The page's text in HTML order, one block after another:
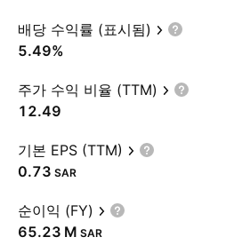
배당 수익률 (표시됨)
5.49%
주가 수익 비율 (TTM)
12.49
기본 EPS (TTM)
0.73 SAR
순이익 (FY)
‪65.23 M‬ SAR